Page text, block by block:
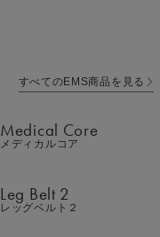
Medical Core
メディカルコア
Leg Belt 2
レッグベルト２
すべてのEMS商品を見る